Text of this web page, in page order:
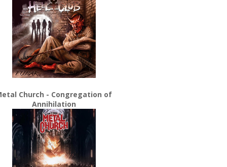
Church - Congregation of
Annihilation